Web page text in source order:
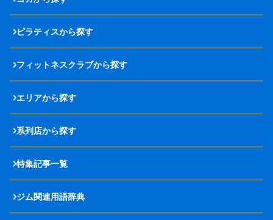
ピラティスから探す
フィットネスクラブから探す
エリアから探す
系列店から探す
特集記事一覧
ジム関連用語辞典